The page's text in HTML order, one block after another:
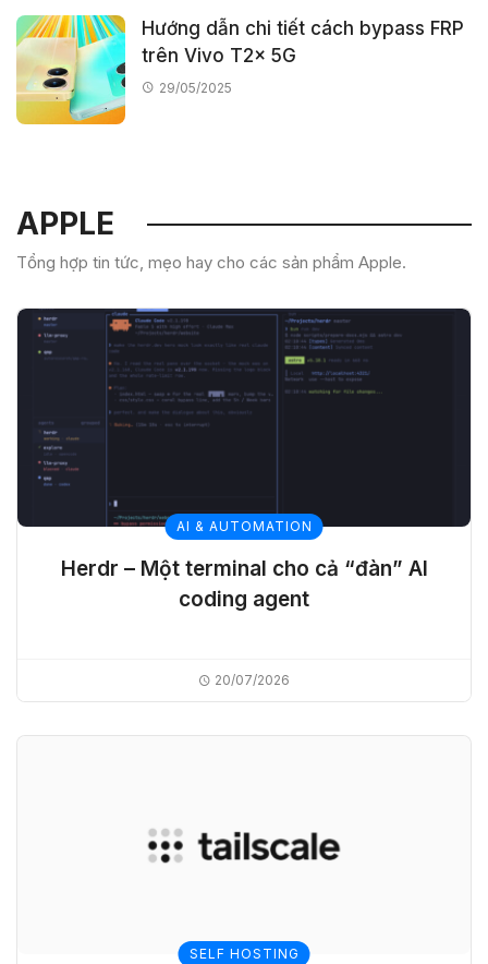
Hướng dẫn chi tiết cách bypass FRP
trên Vivo T2x 5G
29/05/2025
APPLE
Tổng hợp tin tức, mẹo hay cho các sản phẩm Apple.
AI & AUTOMATION
Herdr – Một terminal cho cả “đàn” AI
coding agent
20/07/2026
SELF HOSTING